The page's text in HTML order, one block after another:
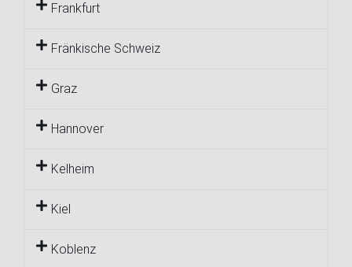
Frankfurt
Fränkische Schweiz
Graz
Hannover
Kelheim
Kiel
Koblenz